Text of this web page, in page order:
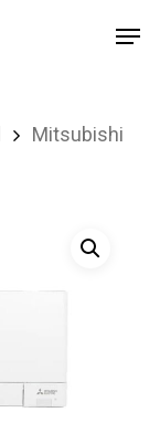
Mitsubishi